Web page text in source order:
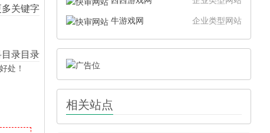
处！
牛游戏网
企业类型网站
相关站点